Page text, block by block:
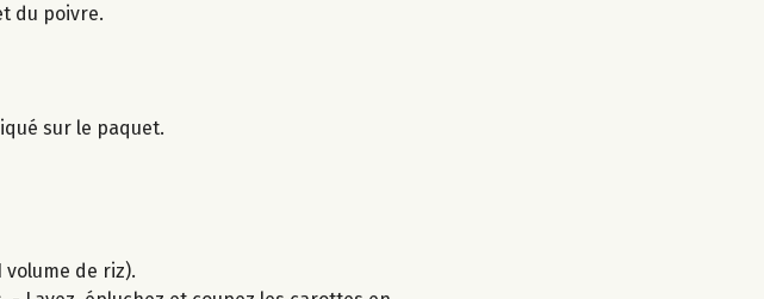
du poivre.
sur le paquet.
volume de riz).